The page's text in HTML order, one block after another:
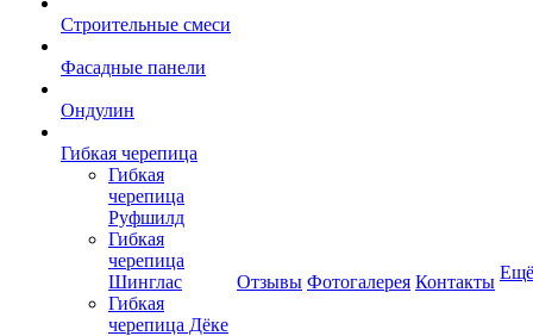
Строительные смеси
Фасадные панели
Ондулин
Гибкая черепица
Гибкая
черепица
Руфшилд
Гибкая
черепица
Шинглас
Гибкая
черепица Дёке
Отзывы Фотогалерея Контакты Ещё